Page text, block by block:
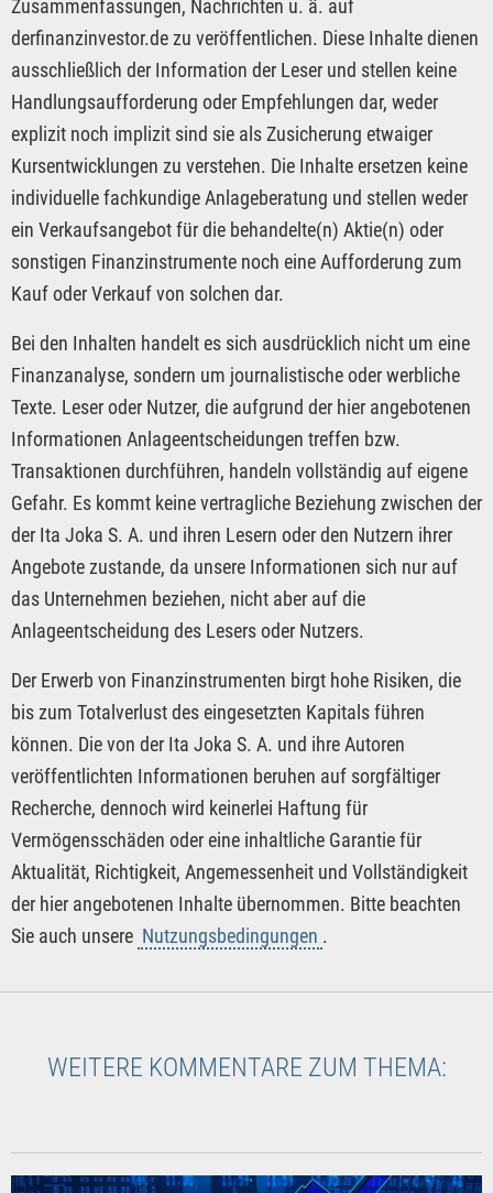
Zusammenfassungen, Nachrichten u. ä. auf
derfinanzinvestor.de zu veröffentlichen. Diese Inhalte dienen
ausschließlich der Information der Leser und stellen keine
Handlungsaufforderung oder Empfehlungen dar, weder
explizit noch implizit sind sie als Zusicherung etwaiger
Kursentwicklungen zu verstehen. Die Inhalte ersetzen keine
individuelle fachkundige Anlageberatung und stellen weder
ein Verkaufsangebot für die behandelte(n) Aktie(n) oder
sonstigen Finanzinstrumente noch eine Aufforderung zum
Kauf oder Verkauf von solchen dar.
Bei den Inhalten handelt es sich ausdrücklich nicht um eine
Finanzanalyse, sondern um journalistische oder werbliche
Texte. Leser oder Nutzer, die aufgrund der hier angebotenen
Informationen Anlageentscheidungen treffen bzw.
Transaktionen durchführen, handeln vollständig auf eigene
Gefahr. Es kommt keine vertragliche Beziehung zwischen der
der Ita Joka S. A. und ihren Lesern oder den Nutzern ihrer
Angebote zustande, da unsere Informationen sich nur auf
das Unternehmen beziehen, nicht aber auf die
Anlageentscheidung des Lesers oder Nutzers.
Der Erwerb von Finanzinstrumenten birgt hohe Risiken, die
bis zum Totalverlust des eingesetzten Kapitals führen
können. Die von der Ita Joka S. A. und ihre Autoren
veröffentlichten Informationen beruhen auf sorgfältiger
Recherche, dennoch wird keinerlei Haftung für
Vermögensschäden oder eine inhaltliche Garantie für
Aktualität, Richtigkeit, Angemessenheit und Vollständigkeit
der hier angebotenen Inhalte übernommen. Bitte beachten
Sie auch unsere Nutzungsbedingungen .
WEITERE KOMMENTARE ZUM THEMA: